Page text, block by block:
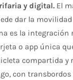
y digital. El
dar la movilidad
es la integración
o app única
compartida y
con transbordos